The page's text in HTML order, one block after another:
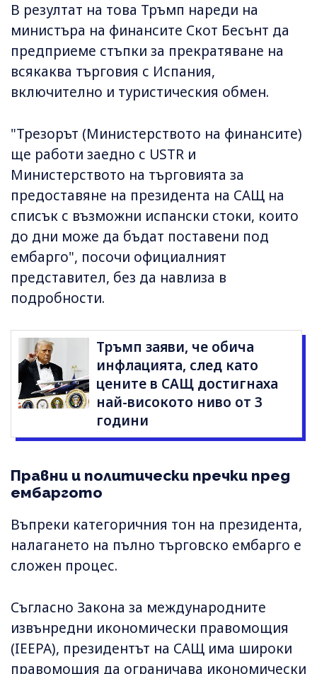
В резултат на това Тръмп нареди на
министъра на финансите Скот Бесънт да
предприеме стъпки за прекратяване на
всякаква търговия с Испания,
включително и туристическия обмен.
"Трезорът (Министерството на финансите)
ще работи заедно с USTR и
Министерството на търговията за
предоставяне на президента на САЩ на
списък с възможни испански стоки, които
до дни може да бъдат поставени под
ембарго", посочи официалният
представител, без да навлиза в
подробности.
Тръмп заяви, че обича
инфлацията, след като
цените в САЩ достигнаха
най-високото ниво от 3
години
Правни и политически пречки пред
ембаргото
Въпреки категоричния тон на президента,
налагането на пълно търговско ембарго е
сложен процес.
Съгласно Закона за международните
извънредни икономически правомощия
(IEEPA), президентът на САЩ има широки
правомощия да ограничава икономически